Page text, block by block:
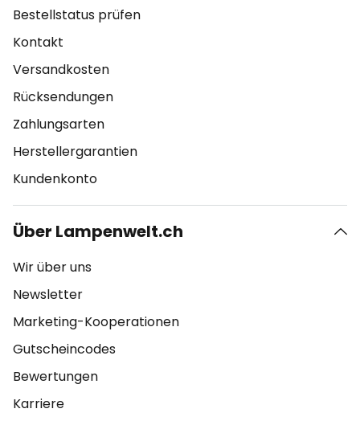
Bestellstatus prüfen
Kontakt
Versandkosten
Rücksendungen
Zahlungsarten
Herstellergarantien
Kundenkonto
Über Lampenwelt.ch
Wir über uns
Newsletter
Marketing-Kooperationen
Gutscheincodes
Bewertungen
Karriere